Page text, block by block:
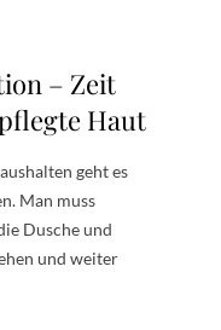
– Zeit
Haut
geht es
Man muss
Dusche und
und weiter